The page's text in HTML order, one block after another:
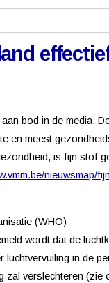
bod in de media.
en meest
is fijn stof
nieuwsmap/
(WHO)
wordt dat de
in de
zal verslechteren (zie